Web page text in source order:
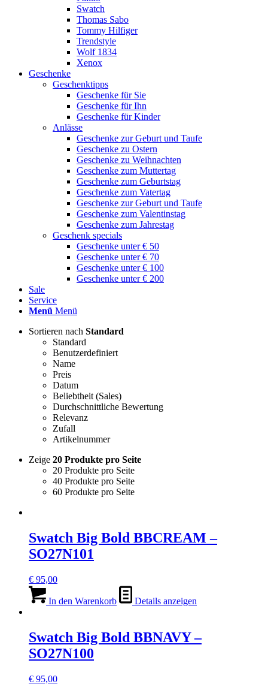
Swatch
Thomas Sabo
Tommy Hilfiger
Trendstyle
Wolf 1834
Xenox
Geschenke
Geschenktipps
Geschenke für Sie
Geschenke für Ihn
Geschenke für Kinder
Anlässe
Geschenke zur Geburt und Taufe
Geschenke zu Ostern
Geschenke zu Weihnachten
Geschenke zum Muttertag
Geschenke zum Geburtstag
Geschenke zum Vatertag
Geschenke zur Geburt und Taufe
Geschenke zum Valentinstag
Geschenke zum Jahrestag
Geschenk specials
Geschenke unter € 50
Geschenke unter € 70
Geschenke unter € 100
Geschenke unter € 200
Sale
Service
Menü Menü
Sortieren nach Standard
Standard
Benutzerdefiniert
Name
Preis
Datum
Beliebtheit (Sales)
Durchschnittliche Bewertung
Relevanz
Zufall
Artikelnummer
Zeige 20 Produkte pro Seite
20 Produkte pro Seite
40 Produkte pro Seite
60 Produkte pro Seite
Swatch Big Bold BBCREAM –
SO27N101
€ 95,00
In den Warenkorb Details anzeigen
Swatch Big Bold BBNAVY –
SO27N100
€ 95,00